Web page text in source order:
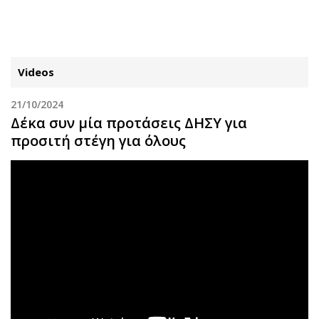
ΚΑΤΗΓΟΡΙΕΣ ΣΥΝΔΕΣΗ
Κύπρος
Απόψεις
Videos
21/10/2024
Δέκα συν μία προτάσεις ΔΗΣΥ για
προσιτή στέγη για όλους